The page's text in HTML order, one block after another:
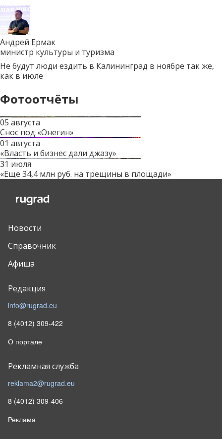
Андрей Ермак
министр культуры и туризма
Не будут люди ездить в Калининград в ноябре так же,
как в июле
Фотоотчёты
05 августа
Снос под «Онегин»
01 августа
«Власть и бизнес дали джазу»
31 июля
«Еще 34,4 млн руб. на трещины в площади»
Новости
Справочник
Афиша
Редакция
info@rugrad.eu
8 (4012) 309-422
О портале
Рекламная служба
reklama2@rugrad.eu
8 (4012) 309-406
Реклама